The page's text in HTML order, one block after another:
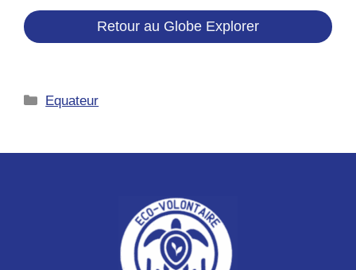
Retour au Globe Explorer
Catégories
Equateur